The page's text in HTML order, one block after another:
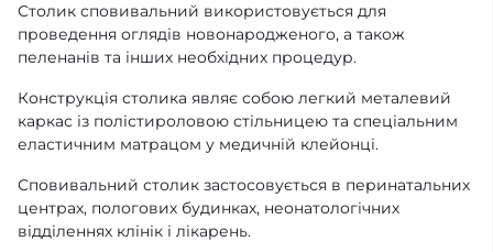
Столик сповивальний використовується для
проведення оглядів новонародженого, а також
пеленанів та інших необхідних процедур.
Конструкція столика являє собою легкий металевий
каркас із полістироловою стільницею та спеціальним
еластичним матрацом у медичній клейонці.
Сповивальний столик застосовується в перинатальних
центрах, пологових будинках, неонатологічних
відділеннях клінік і лікарень.